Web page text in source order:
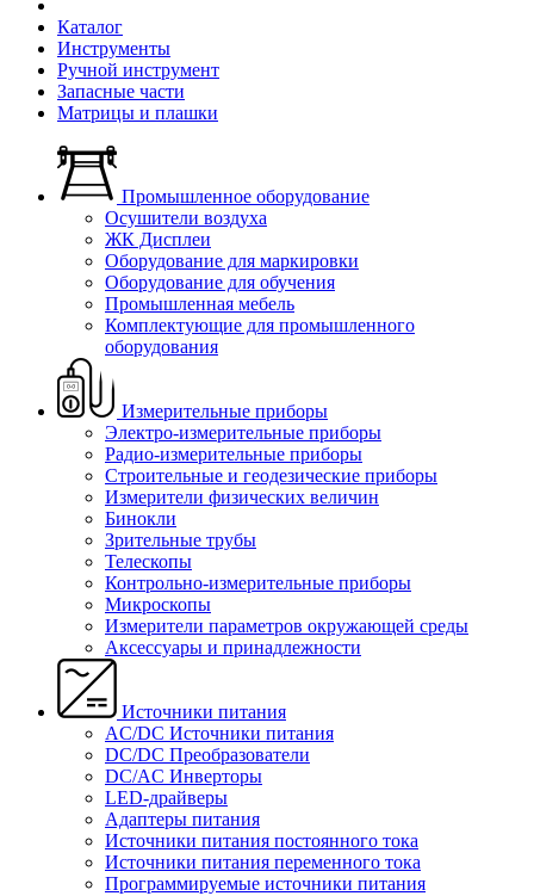
Каталог
Инструменты
Ручной инструмент
Запасные части
Матрицы и плашки
Промышленное оборудование
Осушители воздуха
ЖК Дисплеи
Оборудование для маркировки
Оборудование для обучения
Промышленная мебель
Комплектующие для промышленного
оборудования
Измерительные приборы
Электро-измерительные приборы
Радио-измерительные приборы
Строительные и геодезические приборы
Измерители физических величин
Бинокли
Зрительные трубы
Телескопы
Контрольно-измерительные приборы
Микроскопы
Измерители параметров окружающей среды
Аксессуары и принадлежности
Источники питания
AC/DC Источники питания
DC/DC Преобразователи
DC/AC Инверторы
LED-драйверы
Адаптеры питания
Источники питания постоянного тока
Источники питания переменного тока
Программируемые источники питания